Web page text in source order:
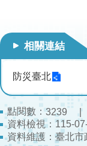
園
地
政
府
資
訊
公
相關連結
防災臺北
點閱數： 3239
資料檢視：115-
資料維護：臺北市